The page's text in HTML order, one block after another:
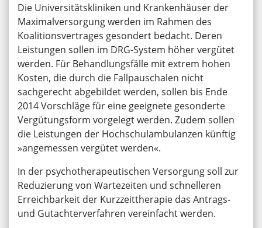
Die Universitätskliniken und Krankenhäuser der
Maximalversorgung werden im Rahmen des
Koalitionsvertrages gesondert bedacht. Deren
Leistungen sollen im DRG-System höher vergütet
werden. Für Behandlungsfälle mit extrem hohen
Kosten, die durch die Fallpauschalen nicht
sachgerecht abgebildet werden, sollen bis Ende
2014 Vorschläge für eine geeignete gesonderte
Vergütungsform vorgelegt werden. Zudem sollen
die Leistungen der Hochschulambulanzen künftig
»angemessen vergütet werden«.
In der psychotherapeutischen Versorgung soll zur
Reduzierung von Wartezeiten und schnelleren
Erreichbarkeit der Kurzzeittherapie das Antrags-
und Gutachterverfahren vereinfacht werden.